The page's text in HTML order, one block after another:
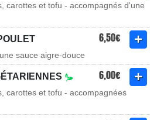
carottes et tofu - accompagnés d'une
6,50€
sauce aigre-douce
6,00€
carottes et tofu - accompagnées